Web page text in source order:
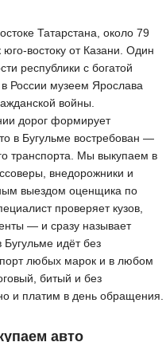
Татарстана, около 79
востоку от Казани. Один
республики с богатой
России музеем Ярослава
войны.
дорог формирует
в Бугульме востребован —
транспорта. Мы выкупаем в
внедорожники и
выездом оценщика по
проверяет кузов,
— и сразу называет
идёт без
любых марок и в любом
битый и без
и платим в день обращения.
авто